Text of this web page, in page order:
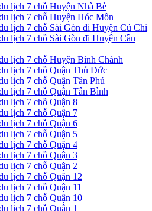
lịch 7 chỗ Huyện Nhà Bè
lịch 7 chỗ Huyện Hóc Môn
lịch 7 chỗ Sài Gòn đi Huyện Củ Chi
lịch 7 chỗ Sài Gòn đi Huyện Cần
lịch 7 chỗ Huyện Bình Chánh
lịch 7 chỗ Quận Thủ Đức
lịch 7 chỗ Quận Tân Phú
lịch 7 chỗ Quận Tân Bình
lịch 7 chỗ Quận 8
lịch 7 chỗ Quận 7
lịch 7 chỗ Quận 6
lịch 7 chỗ Quận 5
lịch 7 chỗ Quận 4
lịch 7 chỗ Quận 3
lịch 7 chỗ Quận 2
lịch 7 chỗ Quận 12
lịch 7 chỗ Quận 11
lịch 7 chỗ Quận 10
lịch 7 chỗ Quận 1